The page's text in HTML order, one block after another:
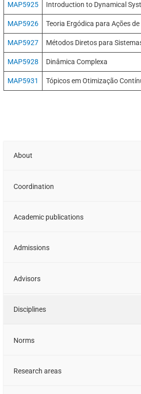
About
Coordination
Academic publications
Admissions
Advisors
Disciplines
Norms
Research areas
MAP5925 Introduction to Dynamical
MAP5926 Teoria Ergódica para Ações
MAP5927 Métodos Diretos para
MAP5928 Dinâmica Complexa
MAP5931 Tópicos em Otimização